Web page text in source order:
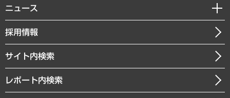
共生・ダイバーシティ
GRC（ガバナンス・リスク・コンプライアンス）・防災（政策）
経済・産業・雇用・労働
まちづくり・観光・交通・スポーツ・スマートシティ
自然資源・農林水産業・食料システム
経営用語集
受託・受注実績（官公庁関連）
メディア掲載・出演
受託案件情報
私たちの想い
社長メッセージ
会社概要
沿革
組織図・本部部室紹介
ニュース
ニュースリリース
お知らせ
採用情報
サイト内検索
レポート内検索